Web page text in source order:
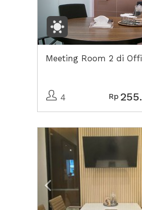
Meeting Room 2 di
4 Rp
Previous